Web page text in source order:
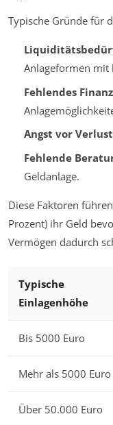
Typische Gründe für
Anlageformen mit
Fehlendes
Angst vor
Fehlende
Geldanlage.
Diese Faktoren
Prozent) ihr Geld
Vermögen dadurch
Typische
Einlagenhöhe
Bis 5000 Euro
Mehr als 5000 Euro
Über 50.000 Euro